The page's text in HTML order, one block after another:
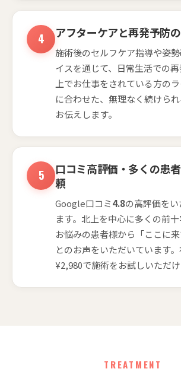
アフターケアと再発予防
施術後のセルフケア指導や姿
イスを通じて、日常生活での
上でお仕事をされている方の
に合わせた、無理なく続けら
お伝えします。
口コミ高評価・多くの患
頼
Google口コミ4.8の高評価を
ます。北上を中心に多くの前
お悩みの患者様から「ここに来
とのお声をいただいています
¥2,980で施術をお試しいただけ
TREATMENT